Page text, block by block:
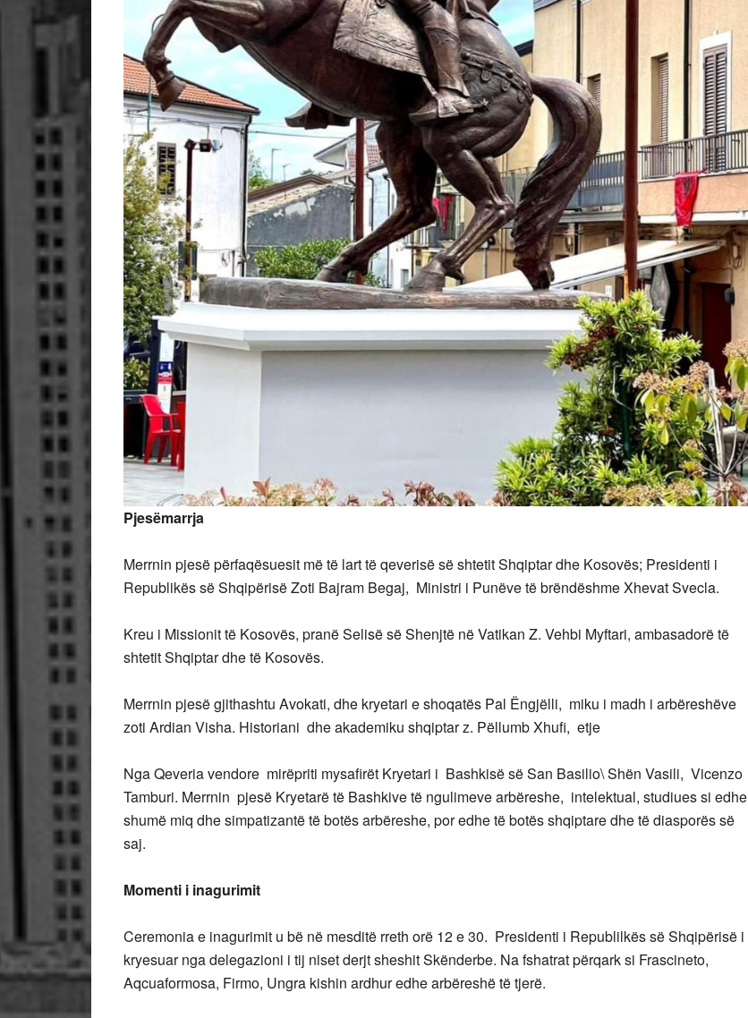
Pjesëmarrja
Merrnin pjesë përfaqësuesit më të lart të qeverisë së shtetit Shqiptar dhe Kosovës; Presidenti i
Republikës së Shqipërisë Zoti Bajram Begaj, Ministri i Punëve të brëndëshme Xhevat Svecla.
Kreu i Missionit të Kosovës, pranë Selisë së Shenjtë në Vatikan Z. Vehbi Myftari, ambasadorë të
shtetit Shqiptar dhe të Kosovës.
Merrnin pjesë gjithashtu Avokati, dhe kryetari e shoqatës Pal Ëngjëlli, miku i madh i arbëreshëve
zoti Ardian Visha. Historiani dhe akademiku shqiptar z. Pëllumb Xhufi, etje
Nga Qeveria vendore mirëpriti mysafirët Kryetari i Bashkisë së San Basilio\ Shën Vasili, Vicenzo
Tamburi. Merrnin pjesë Kryetarë të Bashkive të ngulimeve arbëreshe, intelektual, studiues si edhe
shumë miq dhe simpatizantë të botës arbëreshe, por edhe të botës shqiptare dhe të diasporës së
saj.
Momenti i inagurimit
Ceremonia e inagurimit u bë në mesditë rreth orë 12 e 30. Presidenti i Republilkës së Shqipërisë i
kryesuar nga delegazioni i tij niset derjt sheshit Skënderbe. Na fshatrat përqark si Frascineto,
Aqcuaformosa, Firmo, Ungra kishin ardhur edhe arbëreshë të tjerë.